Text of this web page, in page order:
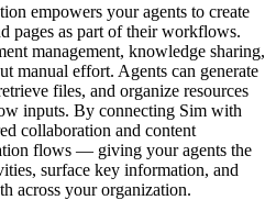
empowers your agents to create
pages as part of their workflows.
management, knowledge sharing,
manual effort. Agents can generate
files, and organize resources
inputs. By connecting Sim with
collaboration and content
flows — giving your agents the
surface key information, and
across your organization.